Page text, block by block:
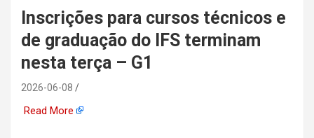
automotiva, mineração,
indústria naval, etc
Inscrições para cursos técnicos e
de graduação do IFS terminam
nesta terça – G1
2026-06-08
Read More